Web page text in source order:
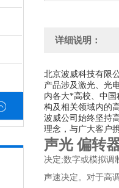
详细说明：
北京波威科技有限
产品涉及激光、光
内各大*高校、中
构及相关领域内的
波威公司始终坚持
理念，与广大客户
声光 偏转
决定;数字或模拟调
声速决定。对于高